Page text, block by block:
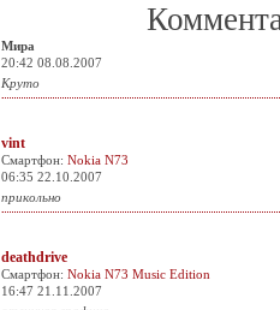
Мира
20:42 08.08.2007
Круто
vint
Смартфон: Nokia N73
06:35 22.10.2007
прикольно
deathdrive
Смартфон: Nokia N73 Music Edition
16:47 21.11.2007